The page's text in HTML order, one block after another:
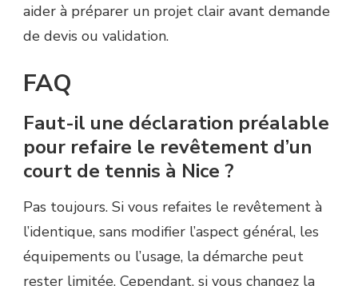
aider à préparer un projet clair avant demande
de devis ou validation.
FAQ
Faut-il une déclaration préalable
pour refaire le revêtement d’un
court de tennis à Nice ?
Pas toujours. Si vous refaites le revêtement à
l’identique, sans modifier l’aspect général, les
équipements ou l’usage, la démarche peut
rester limitée. Cependant, si vous changez la